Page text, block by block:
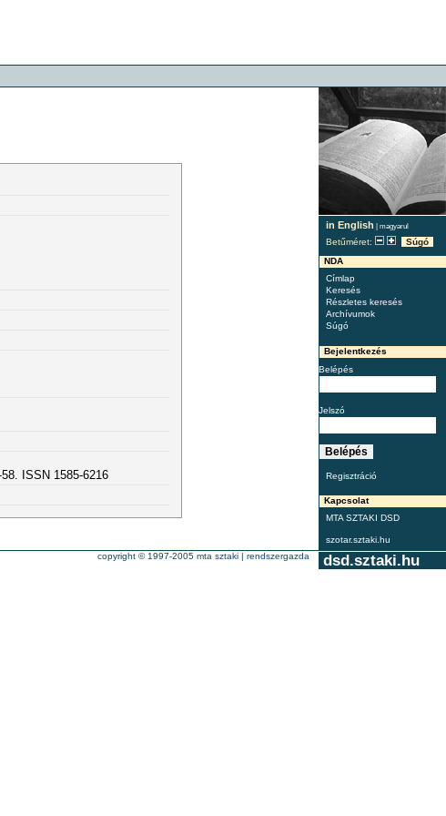
in English | magyarul
Betűméret:
Súgó
NDA
Címlap
Keresés
Részletes keresés
Archívumok
Súgó
Bejelentkezés
Belépés
Jelszó
Regisztráció
Kapcsolat
MTA SZTAKI DSD
szotar.sztaki.hu
ISSN 1585-6216
dsd.sztaki.hu
copyright © 1997-2005 mta sztaki | rendszergazda